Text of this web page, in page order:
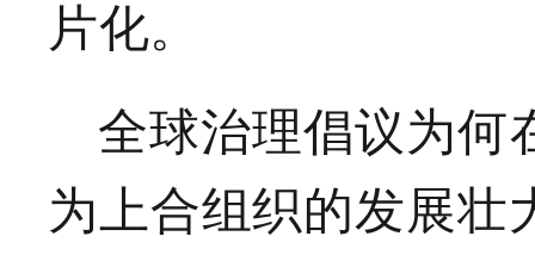
片化。
全球治理倡议为何
为上合组织的发展壮